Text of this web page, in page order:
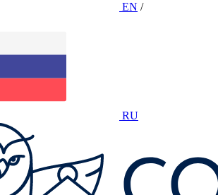
EN /
RU